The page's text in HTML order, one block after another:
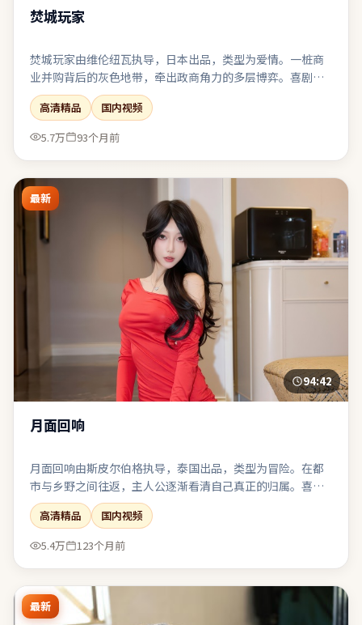
焚城玩家
焚城玩家由维伦纽瓦执导，日本出品，类型为爱情。一桩商
业并购背后的灰色地带，牵出政商角力的多层博弈。喜剧桥
段嵌入悲剧底色，笑过之后仍有回甘与唏嘘。整体完成度
高，适合喜欢强情节与人物弧光的观众。
高清精品
国内视频
5.7万
93个月前
最新
94:42
月面回响
月面回响由斯皮尔伯格执导，泰国出品，类型为冒险。在都
市与乡野之间往返，主人公逐渐看清自己真正的归属。喜剧
桥段嵌入悲剧底色，笑过之后仍有回甘与唏嘘。整体完成度
高，适合喜欢强情节与人物弧光的观众。
高清精品
国内视频
5.4万
123个月前
最新